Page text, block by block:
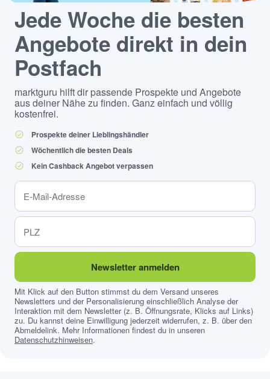
Jede Woche die besten
Angebote direkt in dein
Postfach
marktguru hilft dir passende Prospekte und Angebote
aus deiner Nähe zu finden. Ganz einfach und völlig
kostenfrei.
Prospekte deiner Lieblingshändler
Wöchentlich die besten Deals
Kein Cashback Angebot verpassen
Newsletter anmelden
Mit Klick auf den Button stimmst du dem Versand unseres
Newsletters und der Personalisierung einschließlich Analyse der
Interaktion mit dem Newsletter (z. B. Öffnungsrate, Klicks auf Links)
zu. Du kannst deine Einwilligung jederzeit widerrufen, z. B. über den
Abmeldelink. Mehr Informationen findest du in unseren
Datenschutzhinweisen.